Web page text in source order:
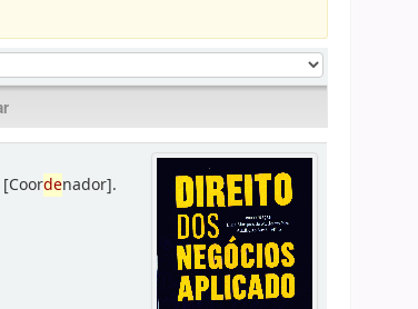
[Coordenador].